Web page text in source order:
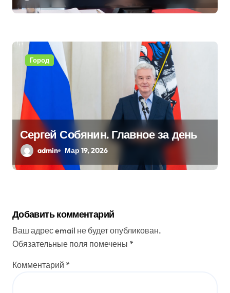
Город
Сергей Собянин. Главное за день
admin Мар 19, 2026
Добавить комментарий
Ваш адрес email не будет опубликован.
Обязательные поля помечены *
Комментарий *